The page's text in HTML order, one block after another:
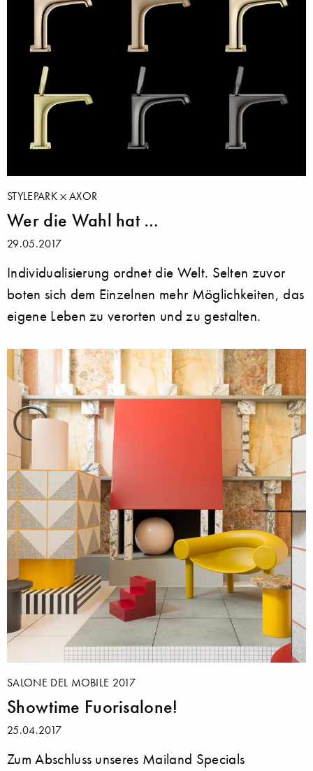
STYLEPARK AXOR
Wer die Wahl hat …
29.05.2017
Individualisierung ordnet die Welt. Selten zuvor
boten sich dem Einzelnen mehr Möglichkeiten, das
eigene Leben zu verorten und zu gestalten.
SALONE DEL MOBILE 2017
Showtime Fuorisalone!
25.04.2017
Zum Abschluss unseres Mailand Specials